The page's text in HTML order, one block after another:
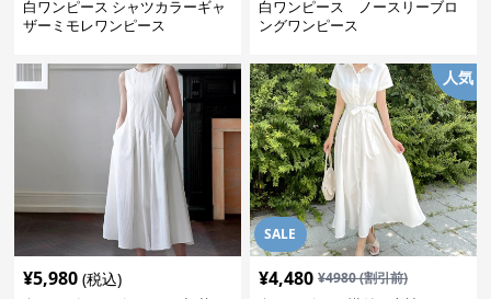
白ワンピース シャツカラーギャ
ザーミモレワンピース
白ワンピース ノースリーブロ
ングワンピース
¥5,980 (税込)
SALE
人気
¥4,480 ¥4980(割引前)